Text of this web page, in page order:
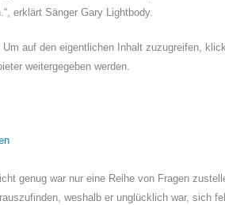
erklärt Sänger Gary Lightbody.
Um auf den eigentlichen Inhalt zuzugreifen,
weitergegeben werden.
genug war nur eine Reihe von Fragen
weshalb er unglücklich war, sich